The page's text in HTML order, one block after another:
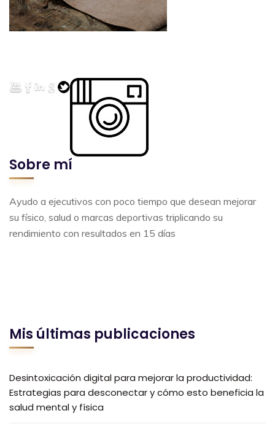
Sobre mí
Ayudo a ejecutivos con poco tiempo que desean mejorar
su físico, salud o marcas deportivas triplicando su
rendimiento con resultados en 15 días
Mis últimas publicaciones
Desintoxicación digital para mejorar la productividad:
Estrategias para desconectar y cómo esto beneficia la
salud mental y física